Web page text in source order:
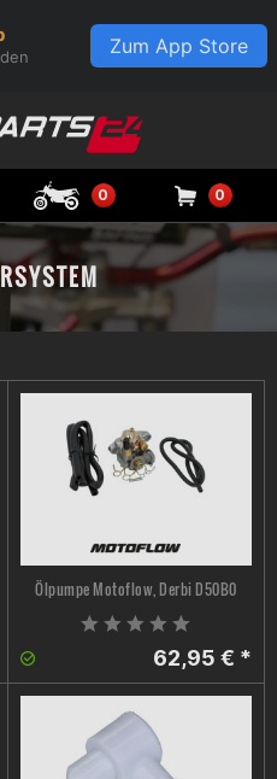
Zum App Store
0 0
Ölpumpe Motoflow, Derbi D50B0
62,95 € *